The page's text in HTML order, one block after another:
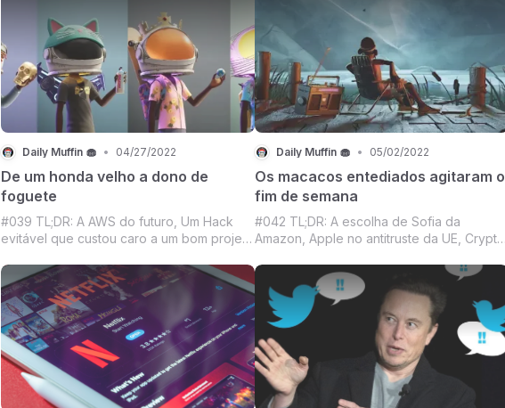
Daily Muffin 🧁 • 04/27/2022
De um honda velho a dono de
foguete
#039 TL;DR: A AWS do futuro, Um Hack
evitável que custou caro a um bom projeto
pode, De um honda velho e uma micro-
sala a dono de uma empresa de foguetes
(não é o Musk), Livros que não lemos, mas
dizem que são bons
Daily Muffin 🧁 • 05/02/2022
Os macacos entediados agitaram o
fim de semana
#042 TL;DR: A escolha de Sofia da
Amazon, Apple no antitruste da UE, Crypto
Lançamento da Yuga Labs quebra
blockchain Ethereum, Mercado Crypto and
more.